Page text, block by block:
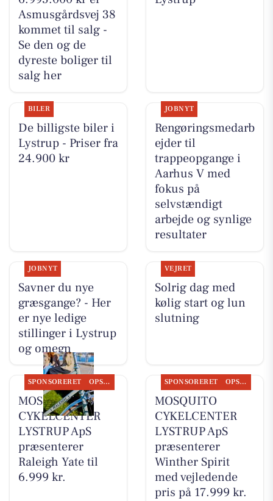
Asmusgårdsvej 38
kommet til salg -
Se den og de
dyreste boliger til
salg her
BILER
De billigste biler i
Lystrup - Priser fra
24.900 kr
JOBNYT
Rengøringsmedarb
ejder til
trappeopgange i
Aarhus V med
fokus på
selvstændigt
arbejde og synlige
resultater
JOBNYT
Savner du nye
græsgange? - Her
er nye ledige
stillinger i Lystrup
og omegn
VEJRET
Solrig dag med
kølig start og lun
slutning
SPONSORERET OPSLAGSTAVLEN
MOSQUITO
CYKELCENTER
LYSTRUP ApS
præsenterer
Raleigh Yate til
6.999 kr.
SPONSORERET OPSLAGSTAVLEN
MOSQUITO
CYKELCENTER
LYSTRUP ApS
præsenterer
Winther Spirit
med vejledende
pris på 17.999 kr.